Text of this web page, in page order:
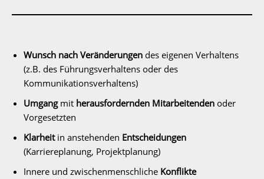
Wunsch nach Veränderungen des eigenen Verhaltens
(z.B. des Führungsverhaltens oder des
Kommunikationsverhaltens)
Umgangmit herausfordernden Mitarbeitenden oder
Vorgesetzten
Klarheitin anstehenden Entscheidungen
(Karriereplanung, Projektplanung)
Innere und zwischenmenschliche Konflikte